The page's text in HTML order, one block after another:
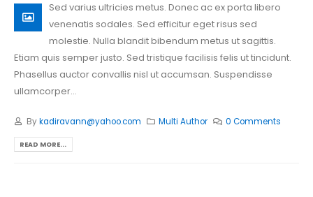
Sed varius ultricies metus. Donec ac ex porta libero
venenatis sodales. Sed efficitur eget risus sed
molestie. Nulla blandit bibendum metus ut sagittis.
Etiam quis semper justo. Sed tristique facilisis felis ut tincidunt.
Phasellus auctor convallis nisl ut accumsan. Suspendisse
ullamcorper...
Bykadiravann@yahoo.com Multi Author 0 Comments
READ MORE...